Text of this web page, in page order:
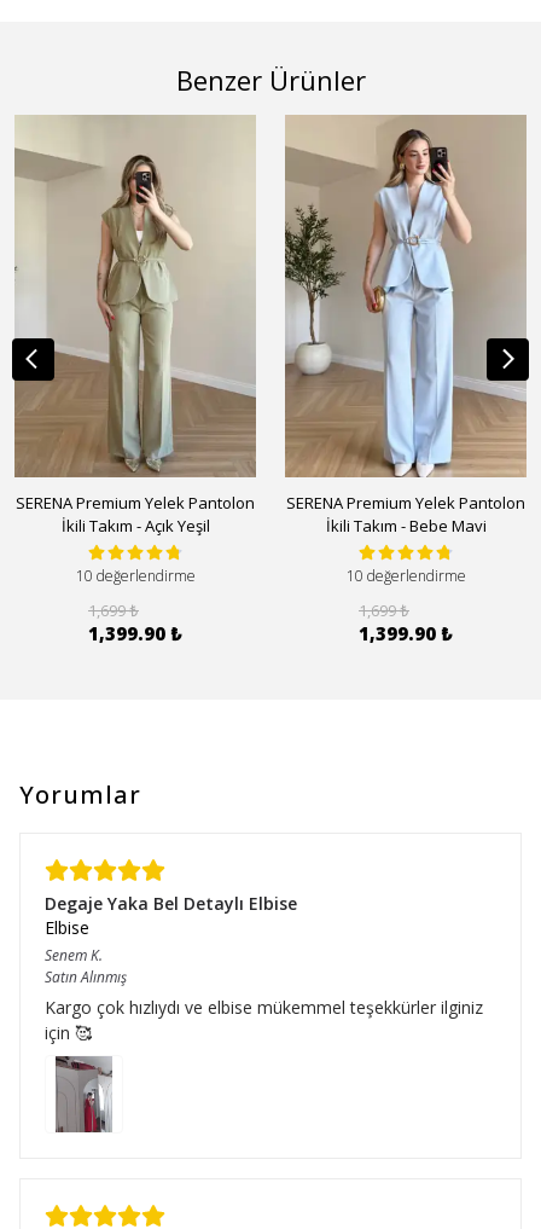
Benzer Ürünler
SERENA Premium Yelek Pantolon
İkili Takım - Açık Yeşil
10 değerlendirme
1,699 ₺
1,399.90 ₺
SERENA Premium Yelek Pantolon
İkili Takım - Bebe Mavi
10 değerlendirme
1,699 ₺
1,399.90 ₺
Yorumlar
Degaje Yaka Bel Detaylı Elbise
Elbise
SenemK.
Satın Alınmış
Kargo çok hızlıydı ve elbise mükemmel teşekkürler ilginiz
için 🥰